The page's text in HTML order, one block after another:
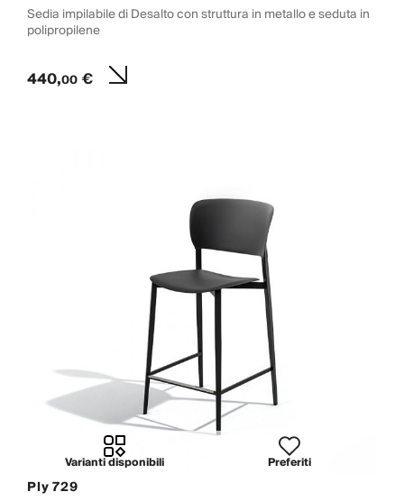
Sedia impilabile di Desalto con struttura in metallo e seduta in
polipropilene
440,00€
Varianti disponibili Preferiti
Ply 729